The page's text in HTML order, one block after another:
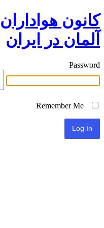
کانون
آلمان در ایران
Password
Remember Me